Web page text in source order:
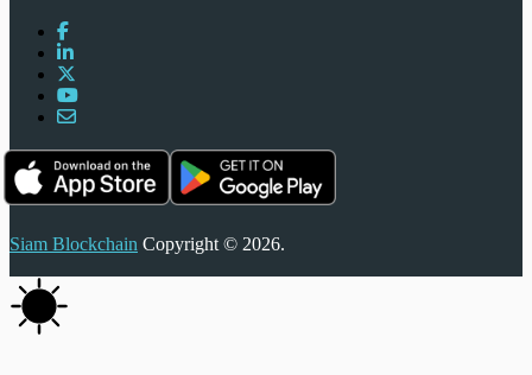
Siam Blockchain Copyright © 2026.